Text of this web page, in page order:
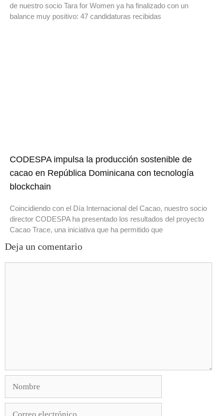
de nuestro socio Tara for Women ya ha finalizado con un
balance muy positivo: 47 candidaturas recibidas
CODESPA impulsa la producción sostenible de
cacao en República Dominicana con tecnología
blockchain
Coincidiendo con el Día Internacional del Cacao, nuestro socio
director CODESPA ha presentado los resultados del proyecto
Cacao Trace, una iniciativa que ha permitido que
Deja un comentario